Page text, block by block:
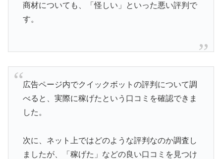
商材についても、「怪しい」といった悪い評判で
す。
広告ページ内でクイックボットの評判について調
べると、実際に稼げたという口コミを確認できま
した。
次に、ネット上ではどのような評判なのか調査し
ましたが、「稼げた」などの良い口コミを見つけ